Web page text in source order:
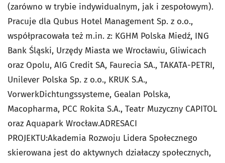
(zarówno w trybie indywidualnym, jak i zespołowym).
Pracuje dla Qubus Hotel Management Sp. z o.o.,
współpracowała też m.in. z: KGHM Polska Miedź, ING
Bank Śląski, Urzędy Miasta we Wrocławiu, Gliwicach
oraz Opolu, AIG Credit SA, Faurecia SA., TAKATA-PETRI,
Unilever Polska Sp. z o.o., KRUK S.A.,
VorwerkDichtungssysteme, Gealan Polska,
Macopharma, PCC Rokita S.A., Teatr Muzyczny CAPITOL
oraz Aquapark Wrocław.ADRESACI
PROJEKTU:Akademia Rozwoju Lidera Społecznego
skierowana jest do aktywnych działaczy społecznych,